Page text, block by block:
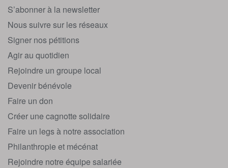
S’abonner à la newsletter
Nous suivre sur les réseaux
Signer nos pétitions
Agir au quotidien
Rejoindre un groupe local
Devenir bénévole
Faire un don
Créer une cagnotte solidaire
Faire un legs à notre association
Philanthropie et mécénat
Rejoindre notre équipe salariée